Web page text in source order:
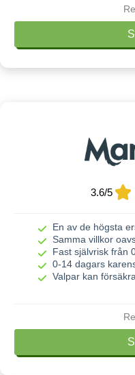
Om
Livbeloppet sänks
Livförsäkrings kan
Om
3.6/5
En av de högsta
Samma villkor
Fast självrisk från
0-14 dagars
Valpar kan